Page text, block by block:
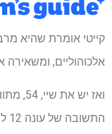
קייטי אומרת שהיא
אלכוהוליים,
ואז